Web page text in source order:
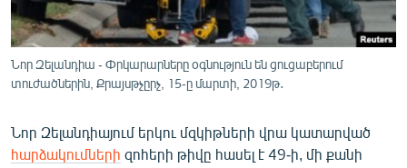
ՏՏ ԵՒ ԻՆՏԵՐՆԵՏ
ԱՐԽԻՎ
ԲԱՆԱՎԵՃ
Նոր Զելանդիա - Փրկարարները օգնություն են ցուցաբերում
տուժածներին, Քրայսթչըրչ, 15-ը մարտի, 2019թ․
Նոր Զելանդիայում երկու մզկիթների վրա կատարված
հարձակումների զոհերի թիվը հասել է 49-ի, մի քանի